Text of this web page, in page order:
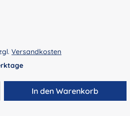
Versandkosten
Gib den
In den Warenkorb